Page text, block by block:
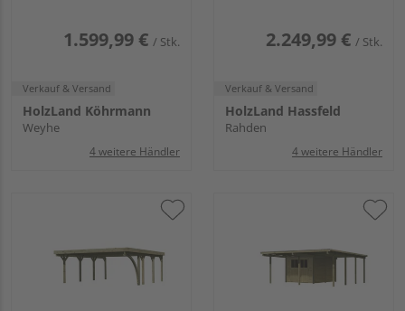
1.599,99 € / Stk.
Verkauf & Versand
HolzLand Köhrmann
Weyhe
4 weitere Händler
2.249,99 € / Stk.
Verkauf & Versand
HolzLand Hassfeld
Rahden
4 weitere Händler